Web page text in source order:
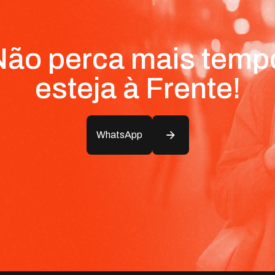
perca mais
esteja à Frente!
WhatsApp